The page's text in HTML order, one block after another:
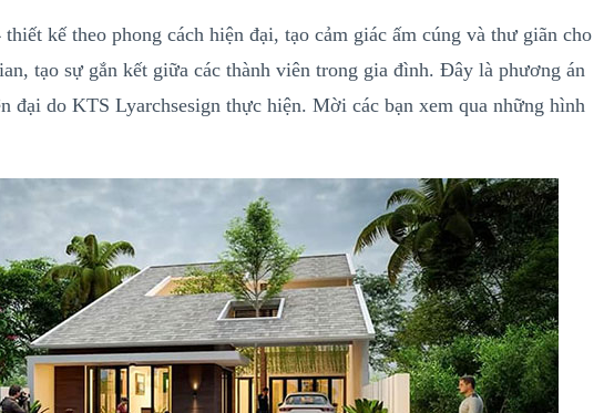
kế theo phong cách hiện đại, tạo cảm giác ấm cúng và thư giãn cho
tạo sự gắn kết giữa các thành viên trong gia đình. Đây là phương án
đại do KTS Lyarchsesign thực hiện. Mời các bạn xem qua những hình